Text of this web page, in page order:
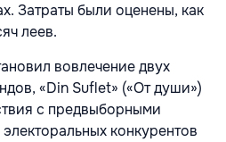
Затраты были оценены, как
леев.
вовлечение двух
«Din Suflet» («От души»)
с предвыборными
конкурентов